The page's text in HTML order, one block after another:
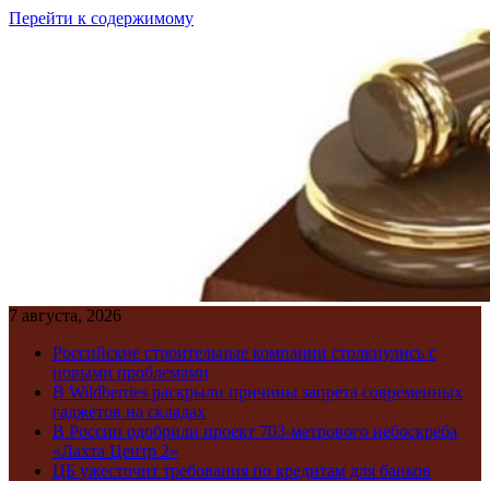
Перейти к содержимому
7 августа, 2026
Российские строительные компании столкнулись с
новыми проблемами
В Wildberries раскрыли причины запрета современных
гаджетов на складах
В России одобрили проект 703-метрового небоскреба
«Лахта Центр 2»
ЦБ ужесточит требования по кредитам для банков